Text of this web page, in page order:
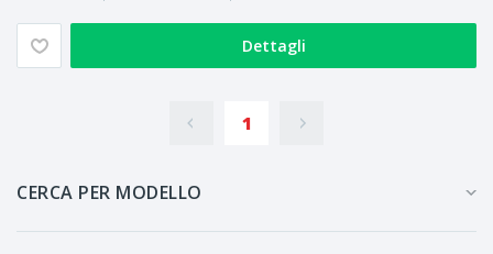
Dettagli
1
CERCA PER MODELLO